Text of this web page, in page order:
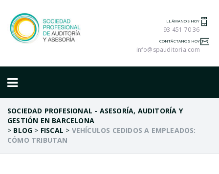
LLÁMANOS HOY
93 451 70 36
CONTÁCTANOS HOY
info@spauditoria.com
SOCIEDAD PROFESIONAL - ASESORÍA, AUDITORÍA Y
GESTIÓN EN BARCELONA
> BLOG > FISCAL > VEHÍCULOS CEDIDOS A EMPLEADOS:
CÓMO TRIBUTAN